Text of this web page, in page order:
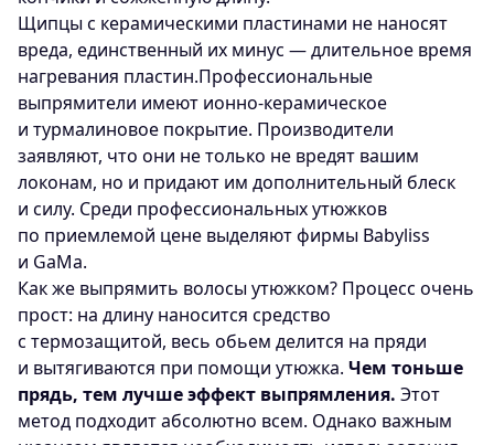
Щипцы с керамическими пластинами не наносят
вреда, единственный их минус — длительное время
нагревания пластин.Профессиональные
выпрямители имеют ионно-керамическое
и турмалиновое покрытие. Производители
заявляют, что они не только не вредят вашим
локонам, но и придают им дополнительный блеск
и силу. Среди профессиональных утюжков
по приемлемой цене выделяют фирмы Babyliss
и GaMa.
Как же выпрямить волосы утюжком? Процесс очень
прост: на длину наносится средство
с термозащитой, весь обьем делится на пряди
и вытягиваются при помощи утюжка. Чем тоньше
прядь, тем лучше эффект выпрямления. Этот
метод подходит абсолютно всем. Однако важным